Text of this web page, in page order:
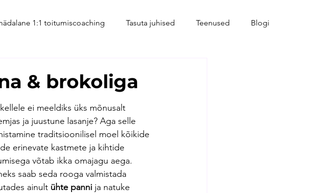
1:1 toitumiscoaching Tasuta juhised Teenused Blogi
& brokoliga
ei meeldiks üks mõnusalt
ja juustune lasanje? Aga selle
traditsioonilisel moel kõikide
erinevate kastmete ja kihtide
võtab ikka omajagu aega.
saab seda rooga valmistada
ainult ühte panni ja natuke